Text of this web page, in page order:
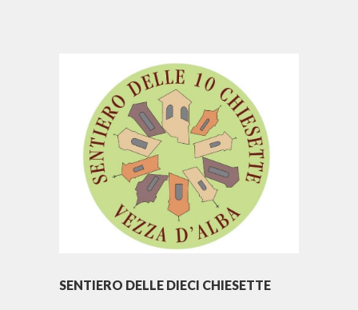
SENTIERO DELLE DIECI CHIESETTE